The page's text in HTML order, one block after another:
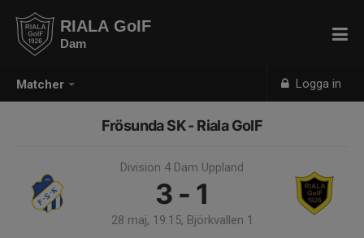
Matcher Logga in
RIALA GoIF
Dam
Frösunda SK - Riala GoIF
Division 4 Dam Uppland
3 - 1
28 maj, 19:15, Björkvallen 1